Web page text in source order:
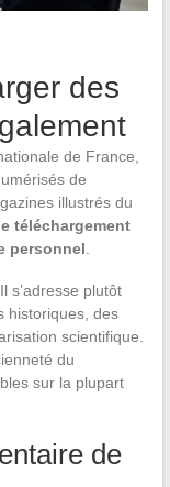
des
de France,
de
illustrés du
téléchargement
personnel.
s’adresse plutôt
historiques, des
scientifique.
du
sur la plupart
de